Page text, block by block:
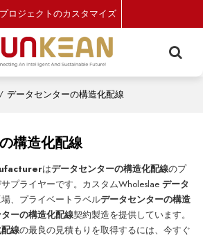
プロジェクトのカスタマイズ
/ データセンターの構造化配線
構造化配線
はデータセンターの構造化配線のプ
プライヤーです。カスタムWholeslaeデータ
、プライベートラベルデータセンターの構造
ーの構造化配線契約製造を提供しています。
線の最良の見積もりを取得するには、今すぐ